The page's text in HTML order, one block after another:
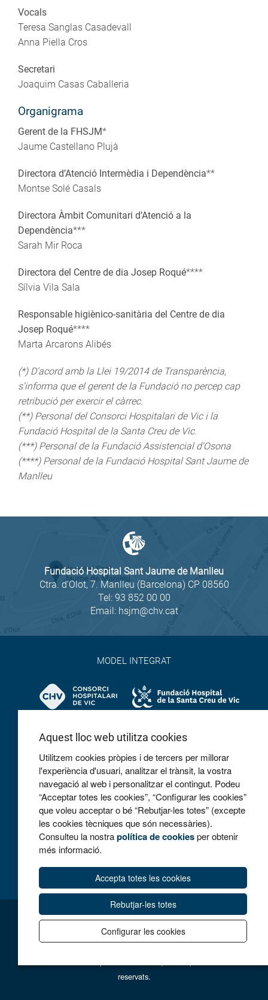
Vocals
Teresa Sanglas Casadevall
Anna Piella Cros
Secretari
Joaquim Casas Caballeria
Organigrama
Gerent de la FHSJM*
Jaume Castellano Plujà
Directora d’Atenció Intermèdia i Dependència**
Montse Solé Casals
Directora Àmbit Comunitari d’Atenció a la
Dependència***
Sarah Mir Roca
Directora del Centre de dia Josep Roqué****
Sílvia Vila Sala
Responsable higiènico-sanitària del Centre de dia
Josep Roqué****
Marta Arcarons Alibés
(*) D’acord amb la Llei 19/2014 de Transparència,
s'informa que el gerent de la Fundació no percep cap
retribució per exercir el càrrec.
(**) Personal del Consorci Hospitalari de Vic i la
Fundació Hospital de la Santa Creu de Vic.
(***) Personal de la Fundació Assistencial d'Osona
(****) Personal de la Fundació Hospital Sant Jaume de
Manlleu
Fundació Hospital Sant Jaume de Manlleu
Ctra. d'Olot, 7. Manlleu (Barcelona) CP 08560
Tel: 93 852 00 00
Email: hsjm@chv.cat
MODEL INTEGRAT
COL·LABOREM
ACCESSIBILITAT
CONTACTE
reservats.
Aquest lloc web utilitza cookies
Utilitzem cookies pròpies i de tercers per millorar
l'experiència d'usuari, analitzar el trànsit, la vostra
navegació al web i personalitzar el contingut. Podeu
“Acceptar totes les cookies”, “Configurar les cookies”
que voleu acceptar o bé “Rebutjar-les totes” (excepte
les cookies tècniques que són necessàries).
Consulteu la nostrapolítica de cookiesper obtenir
més informació.
Accepta totes les cookies
Rebutjar-les totes
Configurar les cookies